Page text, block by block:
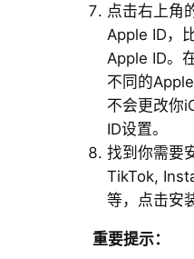
点击右上角
Apple ID，
Apple ID。
不同的
不会更改你
ID设置。
找到你需要
TikTok,
等，点击安
重要提示：